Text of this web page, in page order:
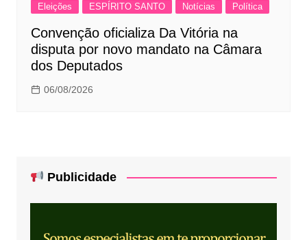
Eleições
ESPÍRITO SANTO Notícias Política
Convenção oficializa Da Vitória na
disputa por novo mandato na Câmara
dos Deputados
06/08/2026
Publicidade